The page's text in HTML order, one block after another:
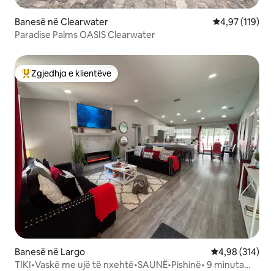
Banesë në Clearwater Vlerësimi
4,97 (119)
Paradise Palms OASIS Clearwater
Më të mirat e zgjedhjeve të klientëve
Zgjedhja e klientëve
Banesë në Largo Vlerësimi
4,98 (314)
TIKI•Vaskë me ujë të nxehtë•SAUNË•Pishinë• 9 minuta